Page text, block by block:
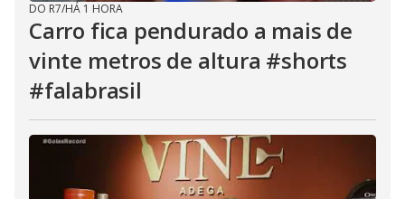
DO R7/HÁ 1 HORA
Carro fica pendurado a mais de
vinte metros de altura #shorts
#falabrasil